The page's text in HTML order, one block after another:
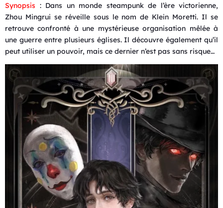
Synopsis : Dans un monde steampunk de l’ère victorienne,
Zhou Mingrui se réveille sous le nom de Klein Moretti. Il se
retrouve confronté à une mystérieuse organisation mêlée à
une guerre entre plusieurs églises. Il découvre également qu’il
peut utiliser un pouvoir, mais ce dernier n’est pas sans risque…